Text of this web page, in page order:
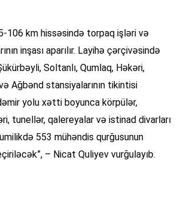
106 km hissəsində torpaq işləri və
inşası aparılır. Layihə çərçivəsində
Soltanlı, Qumlaq, Həkəri,
Ağbənd stansiyalarının tikintisi
yolu xətti boyunca körpülər,
tunellər, qalereyalar və istinad divarları
553 mühəndis qurğusunun
– Nicat Quliyev vurğulayıb.